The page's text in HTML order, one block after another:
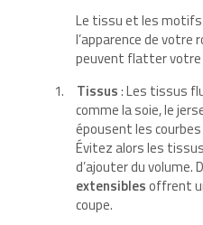
Le tissu et les
l’apparence de votre
peuvent flatter
1.
Tissus: Les tissus
comme la soie, le
épousent les
Évitez alors les
d’ajouter du volume.
extensiblesoffrent
coupe.